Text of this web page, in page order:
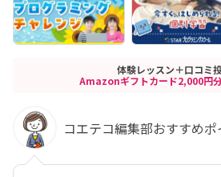
体験レッスン＋口コミ
Amazonギフトカード2,000円
コエテコ編集部おすすめポ